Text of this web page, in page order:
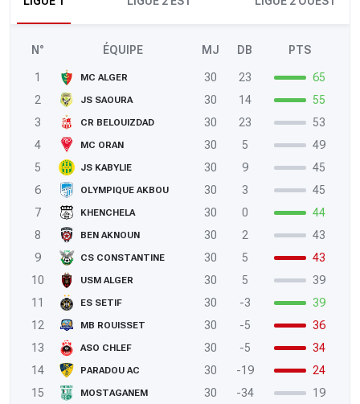
N° ÉQUIPE MJ DB PTS
1 MC ALGER 30 23
65
2
JS SAOURA 30 14
55
3
CR BELOUIZDAD 30 23
53
4
MC ORAN 30 5
49
5
JS KABYLIE 30 9
45
6
OLYMPIQUE AKBOU 30 3
45
7
KHENCHELA 30 0
44
8
BEN AKNOUN 30 2
43
9
CS CONSTANTINE 30 5
43
10
USM ALGER 30 5
39
11
ES SETIF 30 -3
39
12
MB ROUISSET 30 -5
36
13
ASO CHLEF 30 -5
34
14
PARADOU AC 30 -19
24
15
MOSTAGANEM 30 -34
19